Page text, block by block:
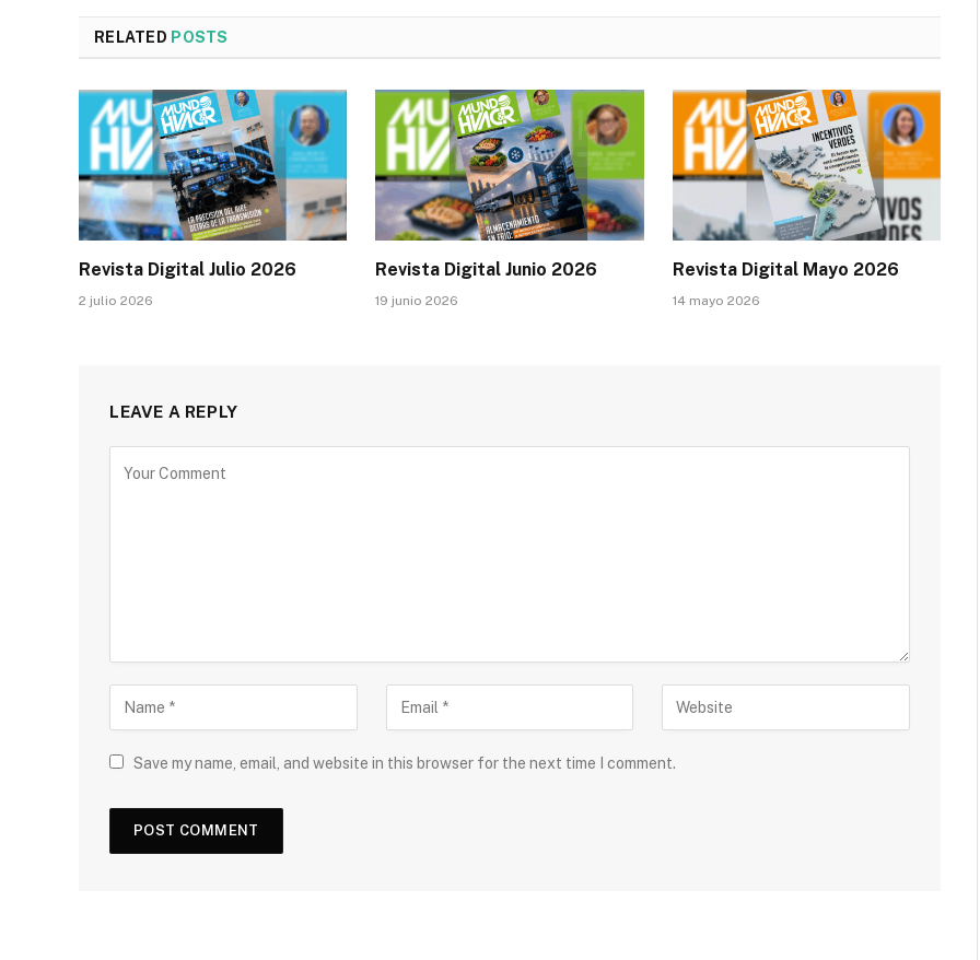
RELATED POSTS
Revista Digital Julio 2026
2 julio 2026
Revista Digital Junio 2026
19 junio 2026
Revista Digital Mayo 2026
14 mayo 2026
LEAVE A REPLY
Save my name, email, and website in this browser for the next time I comment.